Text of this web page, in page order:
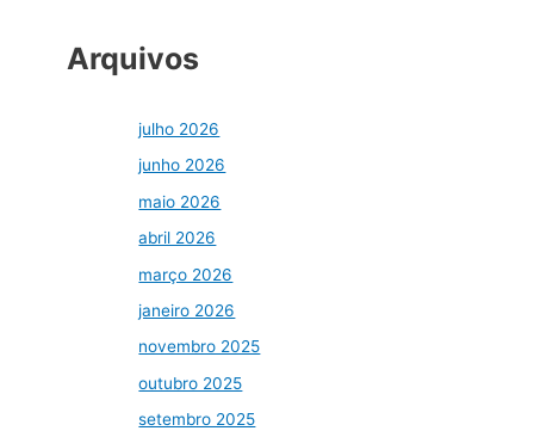
Arquivos
julho 2026
junho 2026
maio 2026
abril 2026
março 2026
janeiro 2026
novembro 2025
outubro 2025
setembro 2025